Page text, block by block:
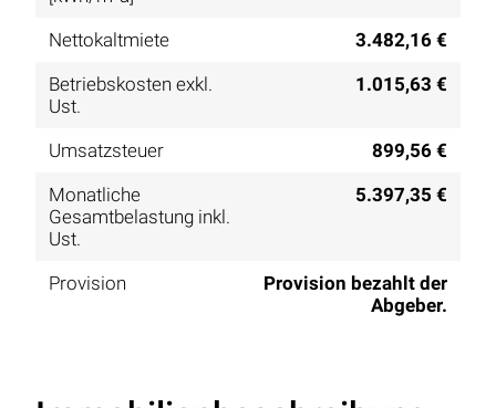
Nettokaltmiete
3.482,16 €
Betriebskosten exkl.
Ust.
1.015,63 €
Umsatzsteuer
899,56 €
Monatliche
Gesamtbelastung inkl.
Ust.
5.397,35 €
Provision
Provision bezahlt der
Abgeber.